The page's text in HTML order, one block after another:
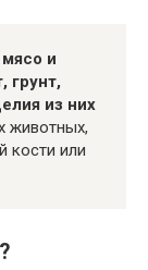
и
грунт,
из них
животных,
кости или